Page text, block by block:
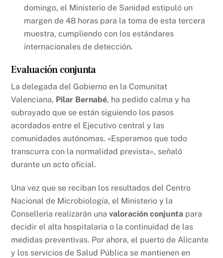
domingo, el Ministerio de Sanidad estipuló un
margen de 48 horas para la toma de esta tercera
muestra, cumpliendo con los estándares
internacionales de detección.
Evaluación conjunta
La delegada del Gobierno en la Comunitat
Valenciana, Pilar Bernabé, ha pedido calma y ha
subrayado que se están siguiendo los pasos
acordados entre el Ejecutivo central y las
comunidades autónomas. «Esperamos que todo
transcurra con la normalidad prevista», señaló
durante un acto oficial.
Una vez que se reciban los resultados del Centro
Nacional de Microbiología, el Ministerio y la
Conselleria realizarán unavaloración conjunta para
decidir el alta hospitalaria o la continuidad de las
medidas preventivas. Por ahora, el puerto de Alicante
y los servicios de Salud Pública se mantienen en